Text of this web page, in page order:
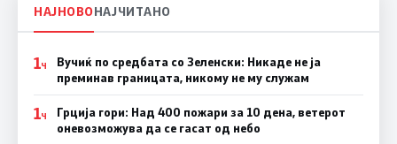
НАЈНОВОНАЈЧИТАНО
1Ч
Вучиќ по средбата со Зеленски: Никаде не ја
преминав границата, никому не му служам
1Ч
Грција гори: Над 400 пожари за 10 дена, ветерот
оневозможува да се гасат од небо